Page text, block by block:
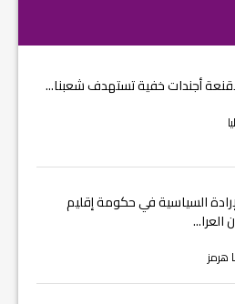
أجندات خفية تستهدف شعبنا...
السياسية في حكومة إقليم
العرا...
هرمز